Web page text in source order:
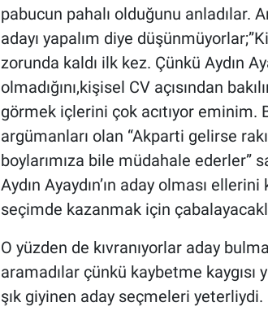
pabucun pahalı olduğunu anladılar.
adayı yapalım diye
zorunda kaldı ilk kez. Çünkü Aydın
olmadığını,kişisel CV açısından
görmek içlerini çok acıtıyor
argümanları olan “Akparti gelirse
boylarımıza bile müdahale ederler”
Aydın Ayaydın’ın aday olması
seçimde kazanmak için
O yüzden de kıvranıyorlar aday
aramadılar çünkü kaybetme kaygısı
şık giyinen aday seçmeleri